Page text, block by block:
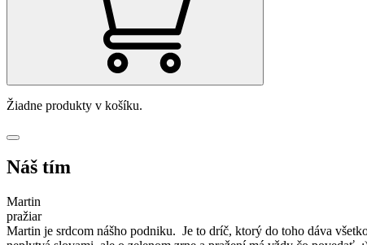
Žiadne produkty v košíku.
Náš tím
Martin
pražiar
Martin je srdcom nášho podniku. Je to dríč, ktorý do toho dáva